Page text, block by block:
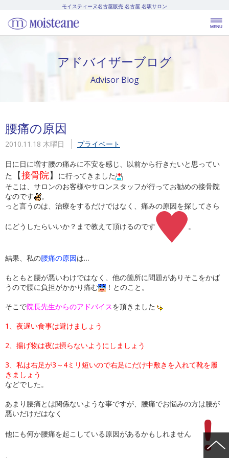
モイスティーヌ名古屋販売 名古屋 名駅サロン
アドバイザーブログ
Advisor Blog
腰痛の原因
2010.11.18 木曜日 プライベート
日に日に増す腰の痛みに不安を感じ、以前から行きたいと思ってい
た
【接骨院】
に行ってきました
そこは、サロンのお客様やサロンスタッフが行ってお勧めの接骨院
なのです
。
っと言うのは、治療をするだけではなく、痛みの原因を探してさら
にどうしたらいいか？まで教えて頂けるのです 。
結果、私の腰痛の原因は…
もともと腰が悪いわけではなく、他の箇所に問題がありそこをかば
うので腰に負担がかかり痛む
！とのこと。
そこで院長先生からのアドバイスを頂きました
1、夜遅い食事は避けましょう
2、揚げ物は夜は摂らないようにしましょう
3、私は右足が3～4ミリ短いので右足にだけ中敷きを入れて靴を履
きましょう
などでした。
あまり腰痛とは関係ないような事ですが、腰痛でお悩みの方は腰が
悪いだけだはなく
他にも何か腰痛を起こしている原因があるかもしれません
。